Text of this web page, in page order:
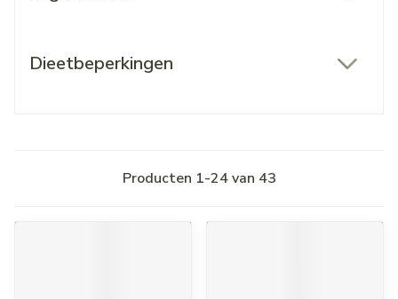
Dieetbeperkingen
Producten 1-24van 43